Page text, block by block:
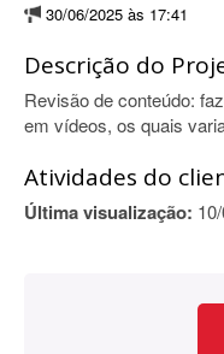
30/06/2025 às 17:41
Descrição do
Revisão de conteúdo:
em vídeos, os quais
Atividades do
Última visualização: